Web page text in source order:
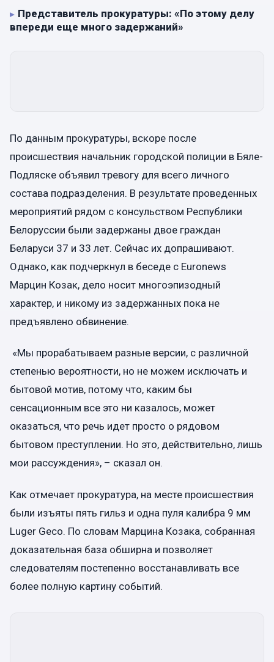
Представитель прокуратуры: «По этому делу
впереди еще много задержаний»
По данным прокуратуры, вскоре после
происшествия начальник городской полиции в Бяле-
Подляске объявил тревогу для всего личного
состава подразделения. В результате проведенных
мероприятий рядом с консульством Республики
Белоруссии были задержаны двое граждан
Беларуси 37 и 33 лет. Сейчас их допрашивают.
Однако, как подчеркнул в беседе с Euronews
Марцин Козак, дело носит многоэпизодный
характер, и никому из задержанных пока не
предъявлено обвинение.
«Мы прорабатываем разные версии, с различной
степенью вероятности, но не можем исключать и
бытовой мотив, потому что, каким бы
сенсационным все это ни казалось, может
оказаться, что речь идет просто о рядовом
бытовом преступлении. Но это, действительно, лишь
мои рассуждения», – сказал он.
Как отмечает прокуратура, на месте происшествия
были изъяты пять гильз и одна пуля калибра 9 мм
Luger Geco. По словам Марцина Козака, собранная
доказательная база обширна и позволяет
следователям постепенно восстанавливать все
более полную картину событий.